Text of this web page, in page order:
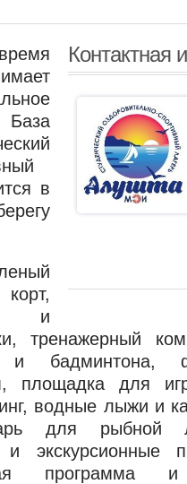
Контактная
в
и
тренажерный
и бадминтона,
площадка для
водные лыжи и
для рыбной
и
программа и